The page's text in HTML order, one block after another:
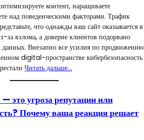
контент, наращиваете
над поведенческими факторами. Трафик
что однажды ваш сайт оказывается в
взлома, а доверие клиентов подорвано
данных. Внезапно все усилия по продвижению
digital-пространстве кибербезопасность
Читать дальше…
это угроза репутации или
Почему ваша реакция решает